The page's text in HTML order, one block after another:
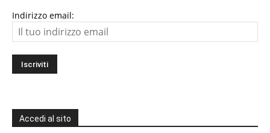
Indirizzo email:
Accedi al sito